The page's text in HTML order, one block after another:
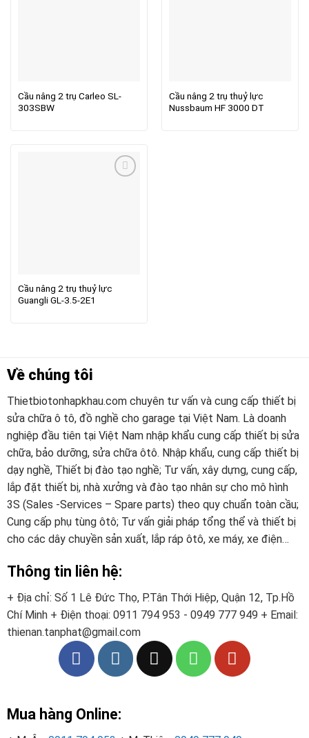
Cầu nâng 2 trụ Carleo SL-
303SBW
Cầu nâng 2 trụ thuỷ lực
Nussbaum HF 3000 DT
Cầu nâng 2 trụ thuỷ lực
Guangli GL-3.5-2E1
Về chúng tôi
Thietbiotonhapkhau.com chuyên tư vấn và cung cấp thiết bị
sửa chữa ô tô, đồ nghề cho garage tại Việt Nam. Là doanh
nghiệp đầu tiên tại Việt Nam nhập khẩu cung cấp thiết bị sửa
chữa, bảo dưỡng, sửa chữa ôtô. Nhập khẩu, cung cấp thiết bị
dạy nghề, Thiết bị đào tạo nghề; Tư vấn, xây dựng, cung cấp,
lắp đặt thiết bị, nhà xưởng và đào tạo nhân sự cho mô hình
3S (Sales -Services – Spare parts) theo quy chuẩn toàn cầu;
Cung cấp phụ tùng ôtô; Tư vấn giải pháp tổng thể và thiết bị
cho các dây chuyền sản xuất, lắp ráp ôtô, xe máy, xe điện…
Thông tin liên hệ:
+ Địa chỉ: Số 1 Lê Đức Thọ, P.Tân Thới Hiệp, Quận 12, Tp.Hồ
Chí Minh + Điện thoại: 0911 794 953 - 0949 777 949 + Email:
thienan.tanphat@gmail.com
Mua hàng Online: